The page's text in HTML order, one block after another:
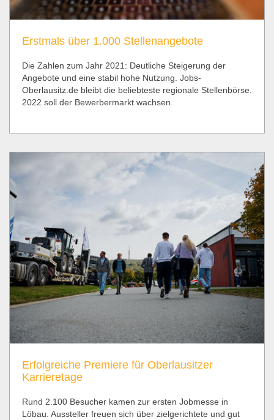
Erstmals über 1.000 Stellenangebote
Die Zahlen zum Jahr 2021: Deutliche Steigerung der
Angebote und eine stabil hohe Nutzung. Jobs-
Oberlausitz.de bleibt die beliebteste regionale Stellenbörse.
2022 soll der Bewerbermarkt wachsen.
Erfolgreiche Premiere für Oberlausitzer
Karrieretage
Rund 2.100 Besucher kamen zur ersten Jobmesse in
Löbau. Aussteller freuen sich über zielgerichtete und gut